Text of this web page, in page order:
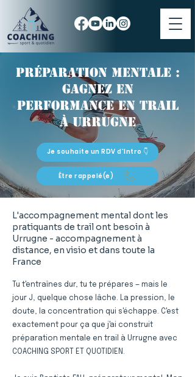
Préparation mentale :
gagnez en
performance en trail
à Urrugne
Je souhaite un RDV d'Intro 👇
Être rappelé(e)
L'accompagnement mental dont les
pratiquants de trail ont besoin à
Urrugne - accompagnement à
distance, en visio et dans toute la
France
Tu t'entraînes dur, tu te prépares — mais le
jour J, quelque chose lâche. La pression, le
doute, la concentration qui s'échappe. C'est
exactement pour ça que j'ai construit
préparation mentale en trail à Urrugne avec
COACHING SPORT ET QUOTIDIEN.